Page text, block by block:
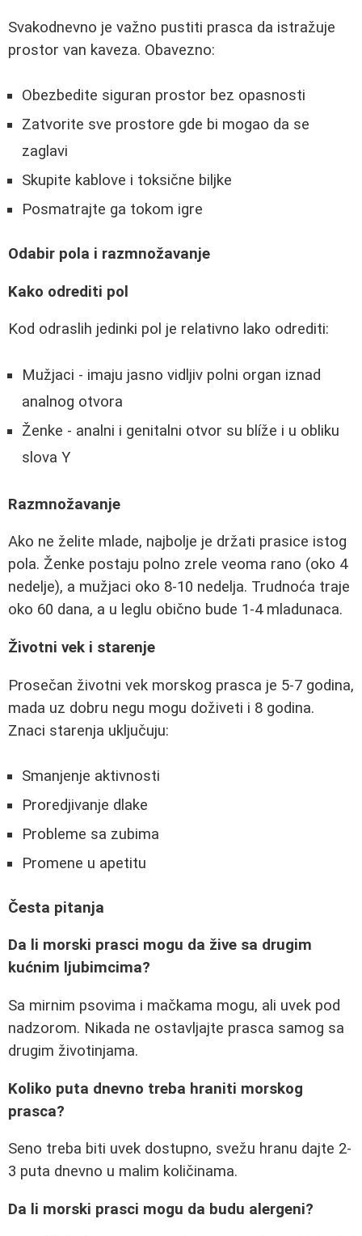
Svakodnevno je važno pustiti prasca da istražuje
prostor van kaveza. Obavezno:
Obezbedite siguran prostor bez opasnosti
Zatvorite sve prostore gde bi mogao da se
zaglavi
Skupite kablove i toksične biljke
Posmatrajte ga tokom igre
Odabir pola i razmnožavanje
Kako odrediti pol
Kod odraslih jedinki pol je relativno lako odrediti:
Mužjaci - imaju jasno vidljiv polni organ iznad
analnog otvora
Ženke - analni i genitalni otvor su blíže i u obliku
slova Y
Razmnožavanje
Ako ne želite mlade, najbolje je držati prasice istog
pola. Ženke postaju polno zrele veoma rano (oko 4
nedelje), a mužjaci oko 8-10 nedelja. Trudnoća traje
oko 60 dana, a u leglu obično bude 1-4 mladunaca.
Životni vek i starenje
Prosečan životni vek morskog prasca je 5-7 godina,
mada uz dobru negu mogu doživeti i 8 godina.
Znaci starenja uključuju:
Smanjenje aktivnosti
Proredjivanje dlake
Probleme sa zubima
Promene u apetitu
Česta pitanja
Da li morski prasci mogu da žive sa drugim
kućnim ljubimcima?
Sa mirnim psovima i mačkama mogu, ali uvek pod
nadzorom. Nikada ne ostavljajte prasca samog sa
drugim životinjama.
Koliko puta dnevno treba hraniti morskog
prasca?
Seno treba biti uvek dostupno, svežu hranu dajte 2-
3 puta dnevno u malim količinama.
Da li morski prasci mogu da budu alergeni?